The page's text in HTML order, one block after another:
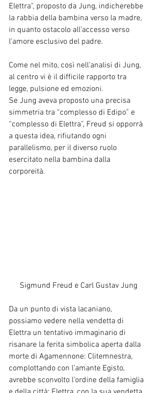
Elettra”, proposto da Jung, indicherebbe
la rabbia della bambina verso la madre,
in quanto ostacolo all’accesso verso
l’amore esclusivo del padre.
Come nel mito, così nell’analisi di Jung,
al centro vi è il difficile rapporto tra
legge, pulsione ed emozioni.
Se Jung aveva proposto una precisa
simmetria tra “complesso di Edipo” e
“complesso di Elettra”, Freud si opporrà
a questa idea, rifiutando ogni
parallelismo, per il diverso ruolo
esercitato nella bambina dalla
corporeità.
Sigmund Freud e Carl Gustav Jung
Da un punto di vista lacaniano,
possiamo vedere nella vendetta di
Elettra un tentativo immaginario di
risanare la ferita simbolica aperta dalla
morte di Agamennone: Clitemnestra,
complottando con l’amante Egisto,
avrebbe sconvolto l’ordine della famiglia